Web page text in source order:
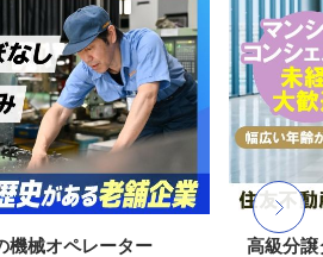
機械オペレーター
高級分譲